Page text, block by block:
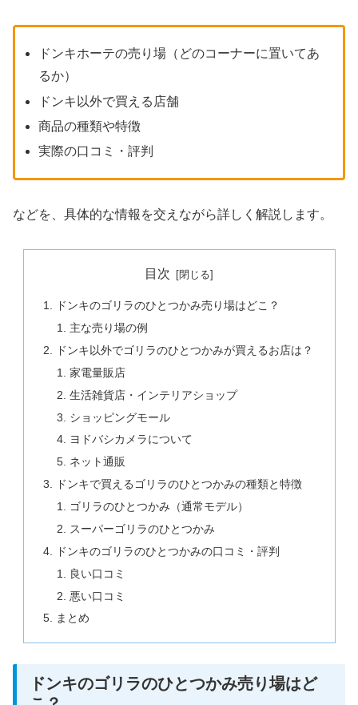
ドンキホーテの売り場（どのコーナーに置いてあ
るか）
ドンキ以外で買える店舗
商品の種類や特徴
実際の口コミ・評判
などを、具体的な情報を交えながら詳しく解説します。
目次
ドンキのゴリラのひとつかみ売り場はどこ？
主な売り場の例
ドンキ以外でゴリラのひとつかみが買えるお店は？
家電量販店
生活雑貨店・インテリアショップ
ショッピングモール
ヨドバシカメラについて
ネット通販
ドンキで買えるゴリラのひとつかみの種類と特徴
ゴリラのひとつかみ（通常モデル）
スーパーゴリラのひとつかみ
ドンキのゴリラのひとつかみの口コミ・評判
良い口コミ
悪い口コミ
まとめ
ドンキのゴリラのひとつかみ売り場はど